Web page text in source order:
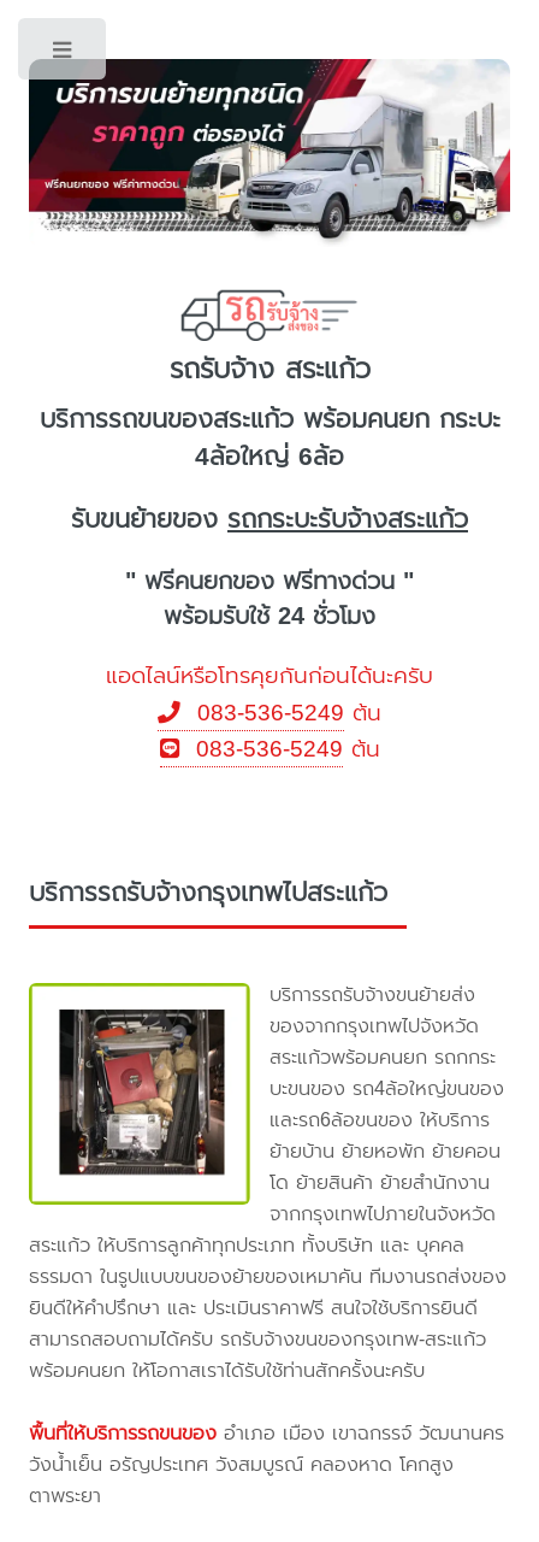
รถรับจ้าง สระแก้ว
บริการรถขนของสระแก้วพร้อมคนยก กระบะ
4ล้อใหญ่ 6ล้อ
รับขนย้ายของ รถกระบะรับจ้างสระแก้ว
" ฟรีคนยกของ ฟรีทางด่วน "
พร้อมรับใช้ 24 ชั่วโมง
แอดไลน์หรือโทรคุยกันก่อนได้นะครับ
083-536-5249 ต้น
083-536-5249 ต้น
บริการรถรับจ้างกรุงเทพไปสระแก้ว
บริการรถรับจ้างขนย้ายส่ง
ของจากกรุงเทพไปจังหวัด
สระแก้วพร้อมคนยก รถกกระ
บะขนของ รถ4ล้อใหญ่ขนของ
และรถ6ล้อขนของ ให้บริการ
ย้ายบ้าน ย้ายหอพัก ย้ายคอน
โด ย้ายสินค้า ย้ายสำนักงาน
จากกรุงเทพไปภายในจังหวัด
สระแก้ว ให้บริการลูกค้าทุกประเภท ทั้งบริษัท และ บุคคล
ธรรมดา ในรูปแบบขนของย้ายของเหมาคัน ทีมงานรถส่งของ
ยินดีให้คำปรึกษา และ ประเมินราคาฟรี สนใจใช้บริการยินดี
สามารถสอบถามได้ครับ รถรับจ้างขนของกรุงเทพ-สระแก้ว
พร้อมคนยก ให้โอกาสเราได้รับใช้ท่านสักครั้งนะครับ
พื้นที่ให้บริการรถขนของ อำเภอ เมือง เขาฉกรรจ์ วัฒนานคร
วังน้ำเย็น อรัญประเทศ วังสมบูรณ์ คลองหาด โคกสูง
ตาพระยา
Toggle